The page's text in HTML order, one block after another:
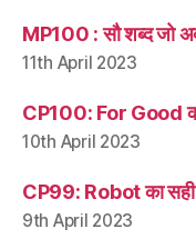
MP100 : सौ शब्द जो
11th April 2023
CP100: For Good का
10th April 2023
CP99: Robot का सही
9th April 2023